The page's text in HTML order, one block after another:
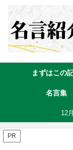
まずはこの
名言集
12
PR